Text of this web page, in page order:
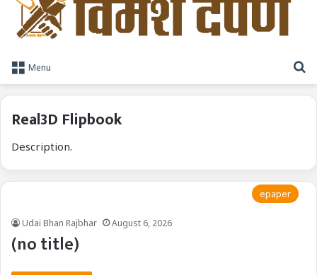
Menu
Real3D Flipbook
Description.
epaper
Udai Bhan Rajbhar August 6, 2026
(no title)